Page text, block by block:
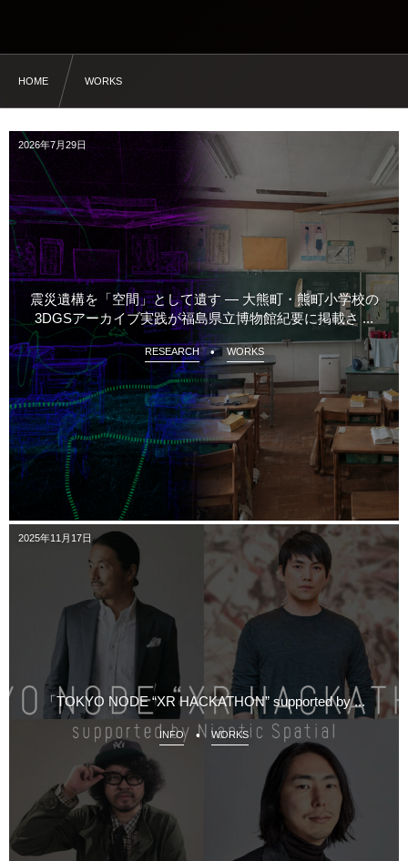
HOME WORKS
2026年7月29日
震災遺構を「空間」として遺す ― 大熊町・熊町小学校の
3DGSアーカイブ実践が福島県立博物館紀要に掲載さ ...
RESEARCH WORKS
2025年11月17日
「TOKYO NODE “XR HACKATHON” supported by ...
INFO WORKS